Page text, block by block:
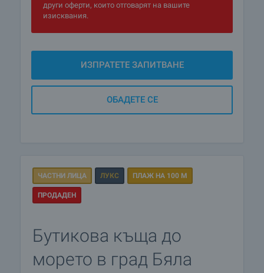
други оферти, които отговарят на вашите
изисквания.
ИЗПРАТЕТЕ ЗАПИТВАНЕ
ОБАДЕТЕ СЕ
ЧАСТНИ ЛИЦА ЛУКС ПЛАЖ НА 100 М
ПРОДАДЕН
Бутикова къща до
морето в град Бяла